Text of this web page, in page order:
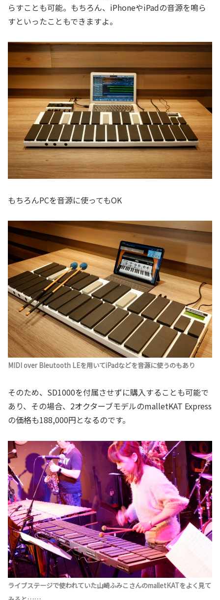
らすことも可能。もちろん、iPhoneやiPadの音源を鳴ら
すといったこともできますよ。
もちろんPCを音源に使ってもOK
MIDI over Bleutooth LEを用いてiPadなどを音源に使うのもあり
そのため、SD1000を付属させずに購入することも可能で
あり、その場合、2オクターブモデルのmalletKAT Express
の価格も188,000円となるのです。
ライブステージで使われていた山崎ふみこさんのmalletKATをよく見て